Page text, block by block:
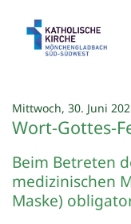
Mittwoch, 30. Juni
Wort-Gottes-
Beim Betreten
medizinischen
Maske)